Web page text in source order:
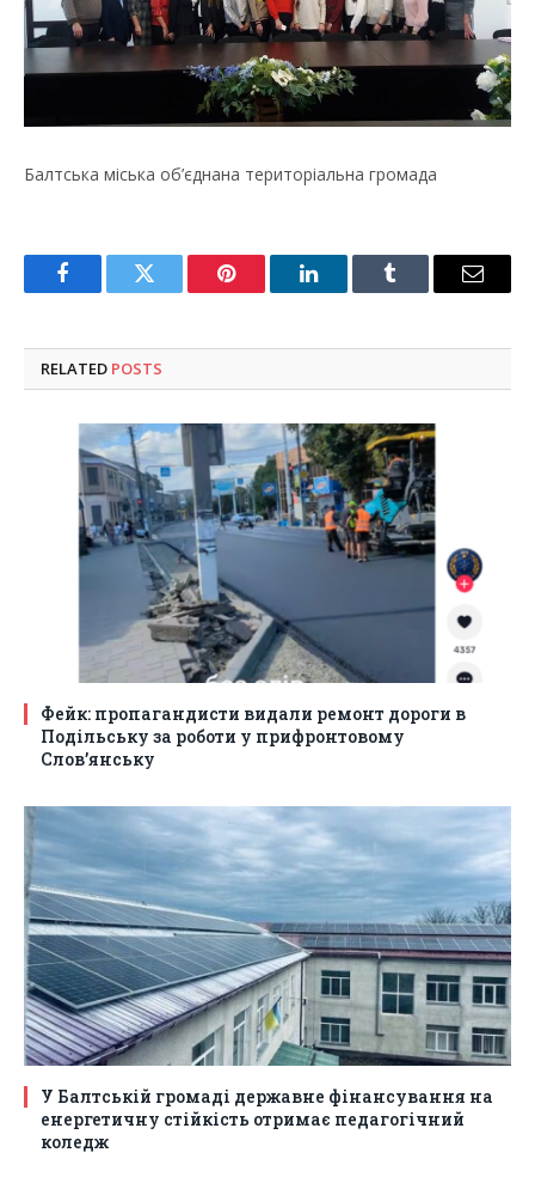
Балтська міська об’єднана територіальна громада
FacebookTwitter Pinterest LinkedInTumblr Email
RELATED POSTS
Фейк: пропагандисти видали ремонт дороги в
Подільську за роботи у прифронтовому
Слов’янську
У Балтській громаді державне фінансування на
енергетичну стійкість отримає педагогічний
коледж